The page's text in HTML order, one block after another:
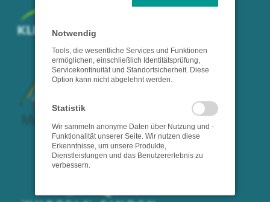
Notwendig
Tools, die wesentliche Services und Funktionen
ermöglichen, einschließlich Identitätsprüfung,
Servicekontinuität und Standortsicherheit. Diese
Option kann nicht abgelehnt werden.
Statistik
Wir sammeln anonyme Daten über Nutzung und -
Funktionalität unserer Seite. Wir nutzen diese
Erkenntnisse, um unsere Produkte,
Dienstleistungen und das Benutzererlebnis zu
verbessern.